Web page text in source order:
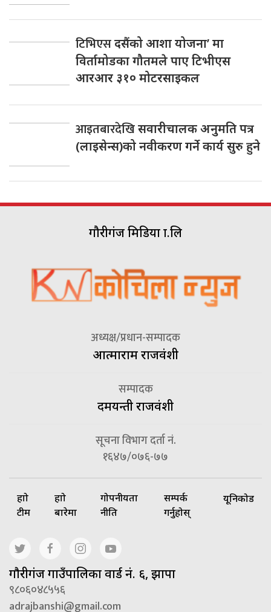
टिभिएसदसैंको आशा योजना’ मा
विर्तामोडका गौतमले पाए टिभीएस
आरआर ३१० मोटरसाइकल
आइतबारदेखिसवारीचालक अनुमति पत्र
(लाइसेन्स)को नवीकरण गर्ने कार्य सुरु हुने
गौरीगंज मिडिया प्रा.लि
अध्यक्ष/प्रधान-सम्पादक
आत्माराम राजवंशी
सम्पादक
दमयन्ती राजवंशी
सूचना विभाग दर्ता नं.
१६४७/०७६-७७
हाम्रो
टीम
हाम्रो
बारेमा
गोपनीयता
नीति
सम्पर्क
गर्नुहोस्
यूनिकोड
गाैरीगंज गाउँपालिका वार्ड नं. ६, झापा
९८०६०४८५५६
adrajbanshi@gmail.com